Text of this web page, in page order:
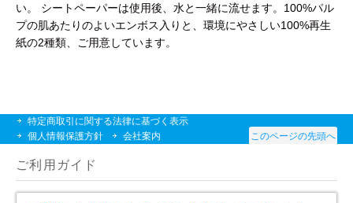
DTY
取り付けの手順
交換工事
い。 シートペーパーは使用後、水と一緒に流せます。100%パル
プの肌あたりのよいエンボス入りと、環境にやさしい100%再生
紙の2種類、ご用意しています。
特定商取引に関する法律に基づく表示
個人情報保護方針
会社案内 このページの先頭へ
ご利用ガイド